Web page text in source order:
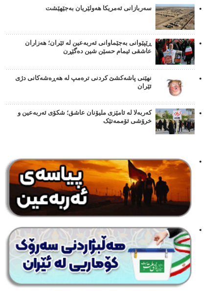
سەربازانی ئەمریکا هەولێریان بەجێهێشت
ڕێپێوانی بەجێماوانی ئەربەعین لە ئێران؛ هەزاران
عاشقی ئیمام حسێن شین دەگێڕن
نهێنی پاشەکشێ کردنی ترەمپ لە هەڕەشەکانی دژی
ئێران
کەربەلا لە ئامێزی ملیۆنان عاشق؛ شکۆی ئەربەعین و
خرۆشی ئۆممەتێک